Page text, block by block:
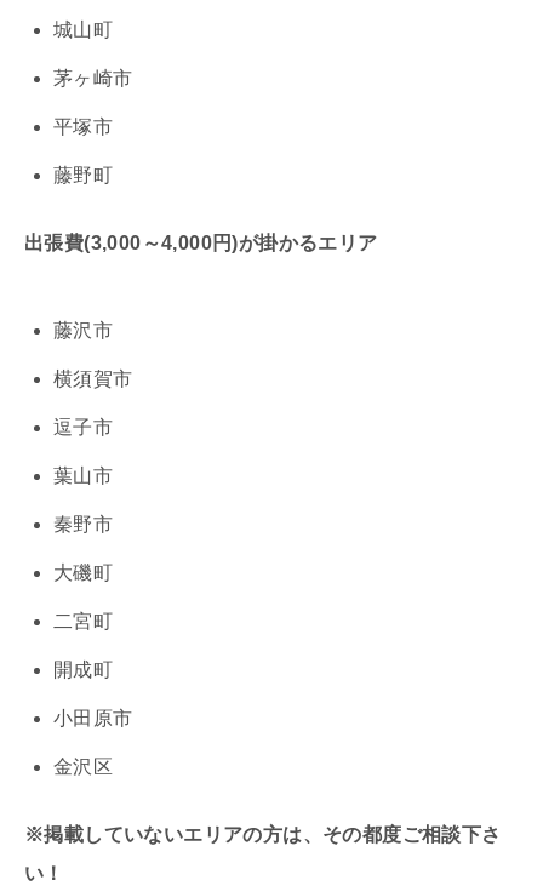
城山町
茅ヶ崎市
平塚市
藤野町
出張費(3,000～4,000円)が掛かるエリア
藤沢市
横須賀市
逗子市
葉山市
秦野市
大磯町
二宮町
開成町
小田原市
金沢区
※掲載していないエリアの方は、その都度ご相談下さ
い！